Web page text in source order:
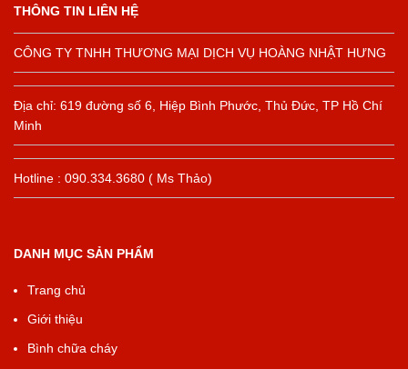
THÔNG TIN LIÊN HỆ
CÔNG TY TNHH THƯƠNG MẠI DỊCH VỤ HOÀNG NHẬT HƯNG
Địa chỉ: 619 đường số 6, Hiệp Bình Phước, Thủ Đức, TP Hồ Chí
Minh
Hotline : 090.334.3680 ( Ms Thảo)
DANH MỤC SẢN PHẨM
Trang chủ
Giới thiệu
Bình chữa cháy